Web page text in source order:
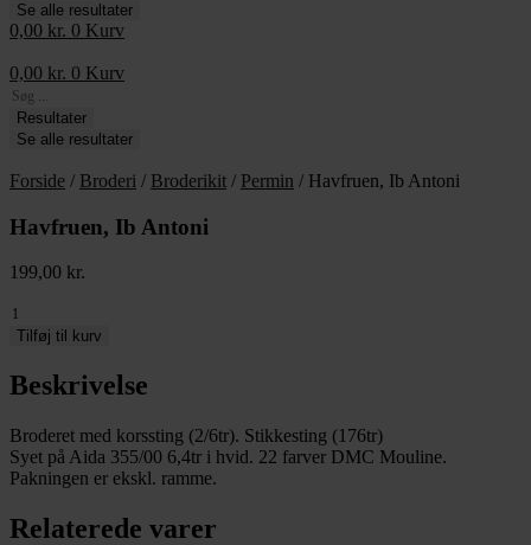
Se alle resultater
0,00 kr. 0 Kurv
0,00 kr. 0 Kurv
Search
...Resultater
Se alle resultater
Forside / Broderi / Broderikit / Permin / Havfruen, Ib Antoni
Havfruen, Ib Antoni
199,00 kr.
Havfruen,
Ib
antal
Tilføj til kurv
Beskrivelse
Broderet med korssting (2/6tr). Stikkesting (176tr)
Syet på Aida 355/00 6,4tr i hvid. 22 farver DMC Mouline.
Pakningen er ekskl. ramme.
Relaterede varer